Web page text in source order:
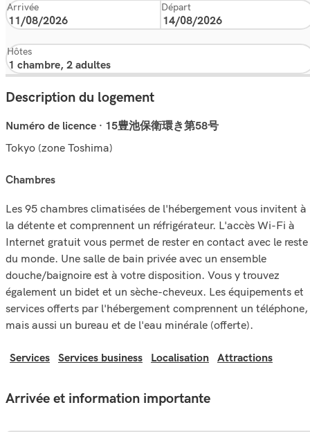
Arrivée Départ
Hôtes
Description du logement
Numéro de licence · 15豊池保衛環き第58号
Tokyo (zone Toshima)
chambres
Les 95 chambres climatisées de l'hébergement vous invitent à
la détente et comprennent un réfrigérateur. L'accès Wi-Fi à
Internet gratuit vous permet de rester en contact avec le reste
du monde. Une salle de bain privée avec un ensemble
douche/baignoire est à votre disposition. Vous y trouvez
également un bidet et un sèche-cheveux. Les équipements et
services offerts par l'hébergement comprennent un téléphone,
mais aussi un bureau et de l'eau minérale (offerte).
Services Services business Localisation Attractions
Arrivée et information importante